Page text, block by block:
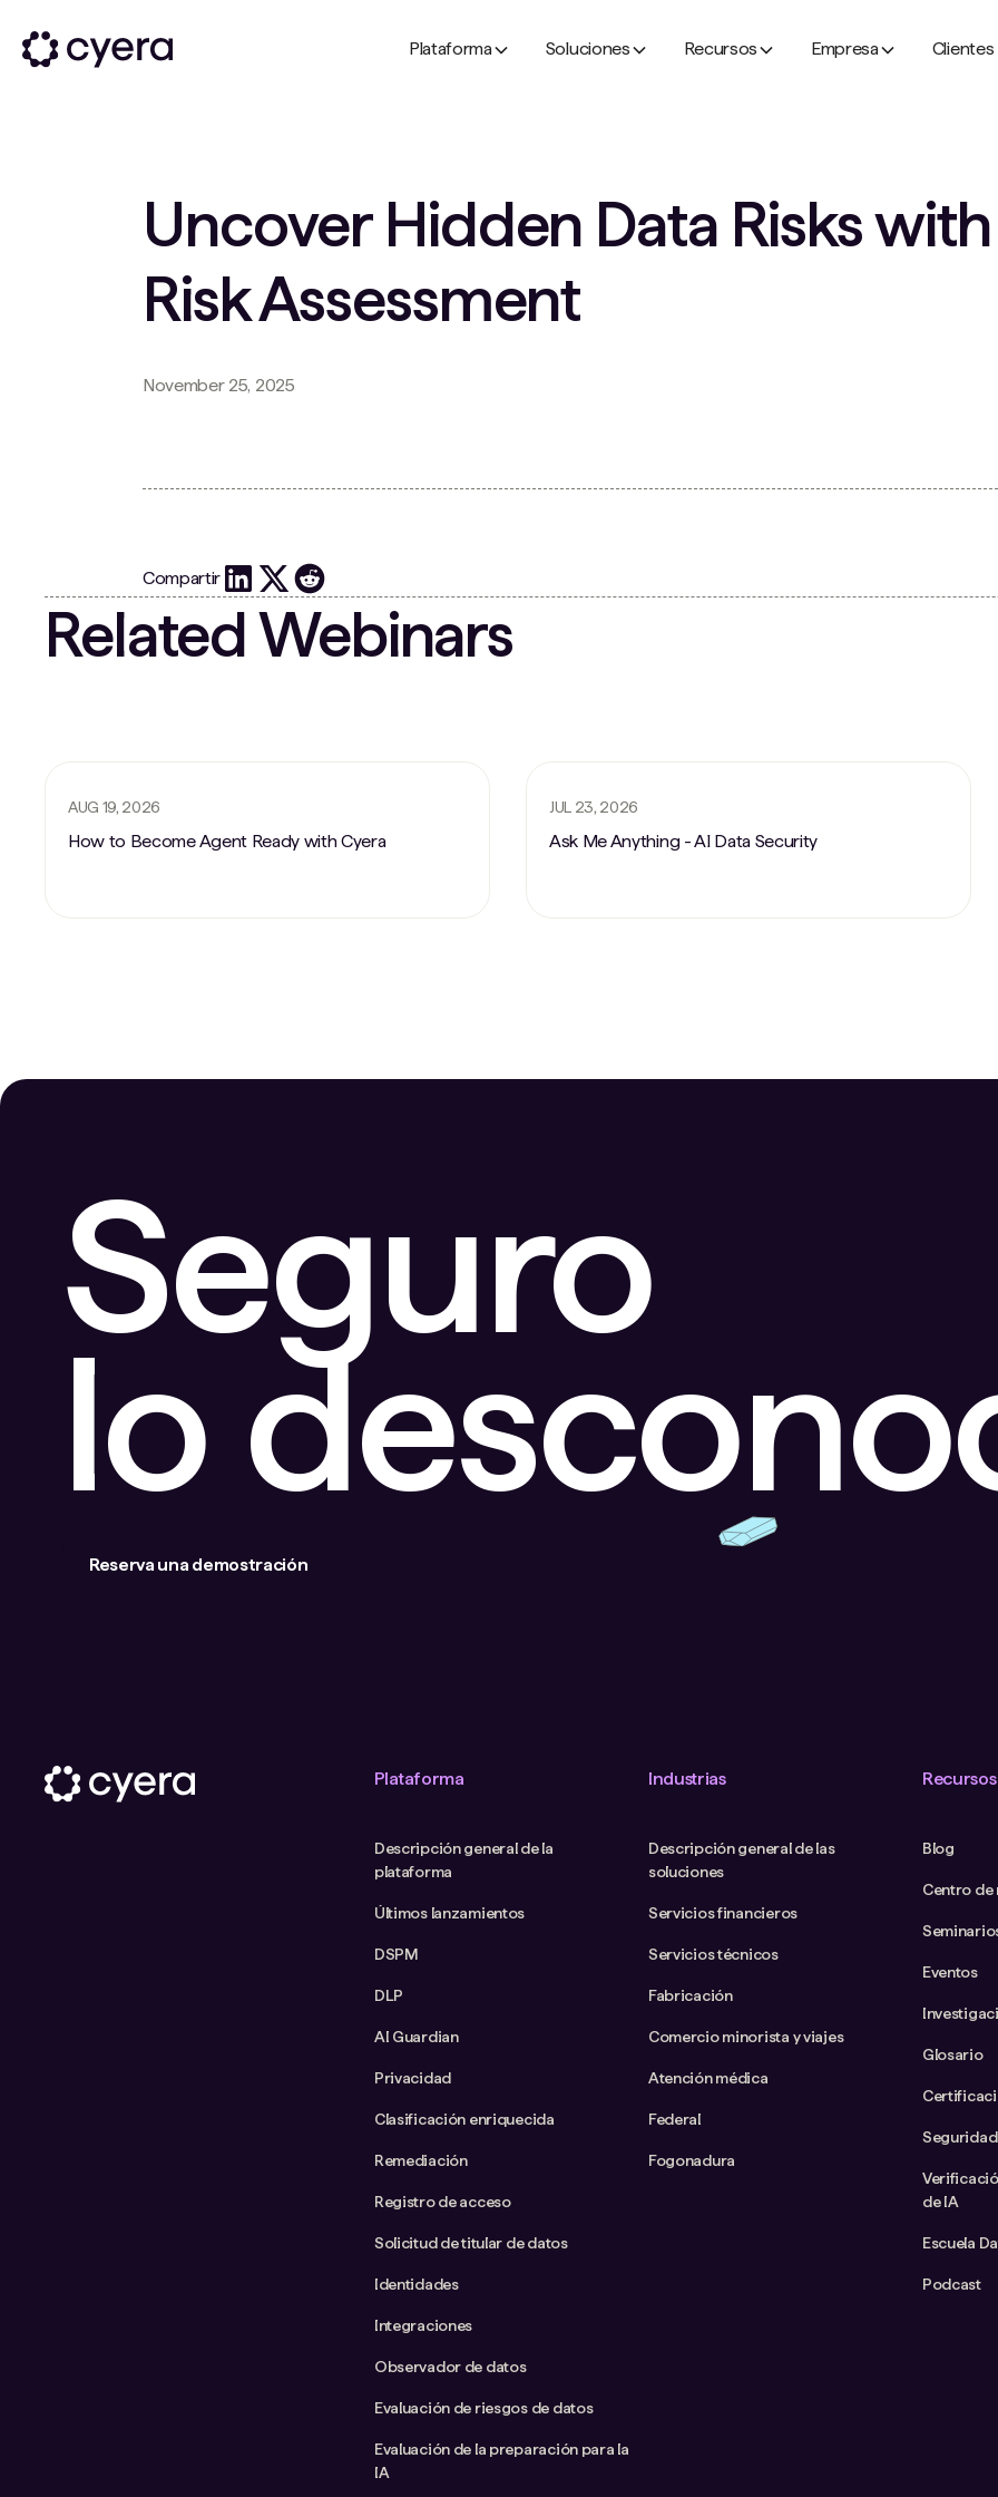
Plataforma Soluciones Recursos Empresa Clientes
Uncover Hidden Data Risks with
Risk Assessment
November 25, 2025
Compartir
Related Webinars
AUG 19, 2026
How to Become Agent Ready with Cyera
JUL 23, 2026
Ask Me Anything - AI Data Security
Seguro
lo
Reserva una demostración
Plataforma
Descripción general de la
plataforma
Últimos lanzamientos
DSPM
DLP
AI Guardian
Privacidad
Clasificación enriquecida
Remediación
Registro de acceso
Solicitud de titular de datos
Identidades
Integraciones
Observador de datos
Evaluación de riesgos de datos
Evaluación de la preparación para la
IA
Industrias
Descripción general de las
soluciones
Servicios financieros
Servicios técnicos
Fabricación
Comercio minorista y viajes
Atención médica
Federal
Fogonadura
Recursos
Blog
Centro de
Eventos
Glosario
de IA
Escuela
Podcast